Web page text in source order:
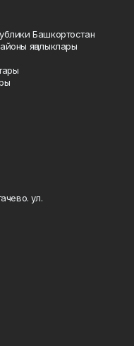
Башкортостан
яңалыклары
ул.